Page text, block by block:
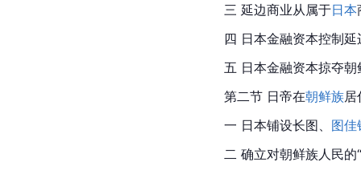
三 延边商业从属于日本
四 日本金融资本控制
五 日本金融资本掠夺
第二节 日帝在朝鲜族
一 日本铺设长图、 图佳
二 确立对朝鲜族人民的